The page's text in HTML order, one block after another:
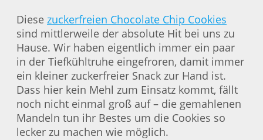
Diese zuckerfreien Chocolate Chip Cookies
sind mittlerweile der absolute Hit bei uns zu
Hause. Wir haben eigentlich immer ein paar
in der Tiefkühltruhe eingefroren, damit immer
ein kleiner zuckerfreier Snack zur Hand ist.
Dass hier kein Mehl zum Einsatz kommt, fällt
noch nicht einmal groß auf – die gemahlenen
Mandeln tun ihr Bestes um die Cookies so
lecker zu machen wie möglich.